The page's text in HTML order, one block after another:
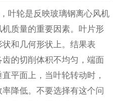
叶轮是反映玻璃钢离心风机
质量的重要因素。叶片形
和几何形状上。结果表
的切削体积不均匀，端面
平面上，当叶轮转动时，
率降低。不要选择有这个问